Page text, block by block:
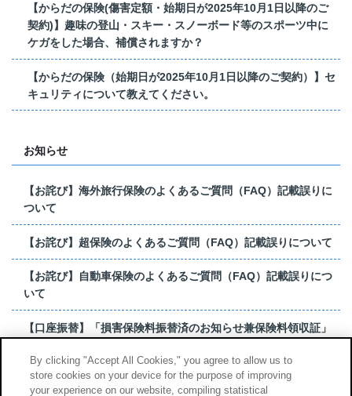
【からだの保険(傷害定額・始期日が2025年10月1日以降のご
契約)】趣味の登山・スキー・スノーボード等のスポーツ中に
ケガをした場合、補償されますか？
【からだの保険（始期日が2025年10月1日以降のご契約）】セ
キュリティについて教えてください。
お知らせ
【お詫び】海外旅行保険のよくあるご質問（FAQ）記載誤りに
ついて
【お詫び】超保険のよくあるご質問（FAQ）記載誤りについて
【お詫び】自動車保険のよくあるご質問（FAQ）記載誤りにつ
いて
【口座振替】「損害保険料振替済のお知らせ兼保険料領収証」
【お詫び】超保険のよくあるご質問（FAQ）記載誤りについて
By clicking "Accept All Cookies," you agree to allow us to
store cookies on your device for the purpose of improving
your experience on our website, compiling statistical